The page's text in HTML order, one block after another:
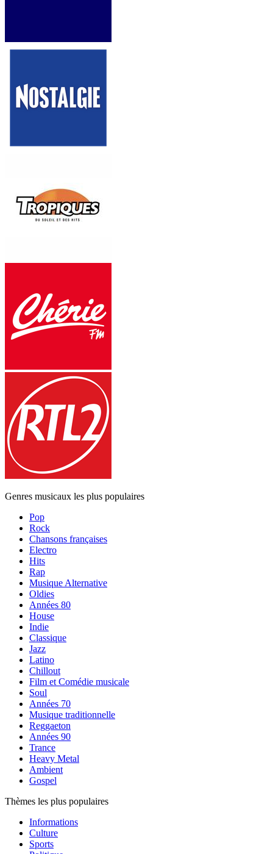
Genres musicaux les plus populaires
Pop
Rock
Chansons françaises
Electro
Hits
Rap
Musique Alternative
Oldies
Années 80
House
Indie
Classique
Jazz
Latino
Chillout
Film et Comédie musicale
Soul
Années 70
Musique traditionnelle
Reggaeton
Années 90
Trance
Heavy Metal
Ambient
Gospel
Thèmes les plus populaires
Informations
Culture
Sports